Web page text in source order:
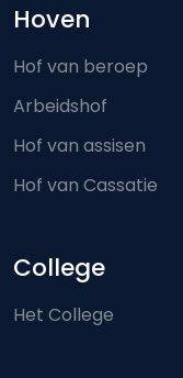
Hoven
Hof van beroep
Arbeidshof
Hof van assisen
Hof van Cassatie
College
Het College